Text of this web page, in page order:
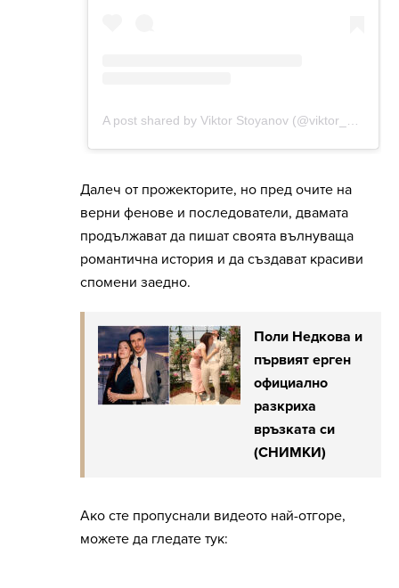
Далеч от прожекторите, но пред очите на
верни фенове и последователи, двамата
продължават да пишат своята вълнуваща
романтична история и да създават красиви
спомени заедно.
Поли Недкова и
първият eрген
официално
разкриха
връзката си
(СНИМКИ)
Ако сте пропуснали видеото най-отгоре,
можете да гледате тук: